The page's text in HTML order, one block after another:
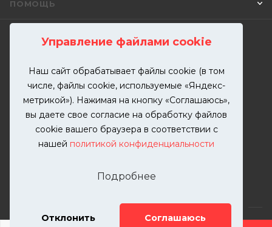
Управление файлами cookie
Наш сайт обрабатывает файлы cookie (в том
числе, файлы cookie, используемые «Яндекс-
метрикой»). Нажимая на кнопку «Соглашаюсь»,
вы даете свое согласие на обработку файлов
cookie вашего браузера в соответствии с
нашей политикой конфиденциальности
Подробнее
Отклонить Соглашаюсь
ПОМОЩЬ
+7 (499) 302-00-57 ЗАКАЗАТЬ ЗВОНОК
zakaz@kutuzovv.ru
г. Москва, Краснобогатырская